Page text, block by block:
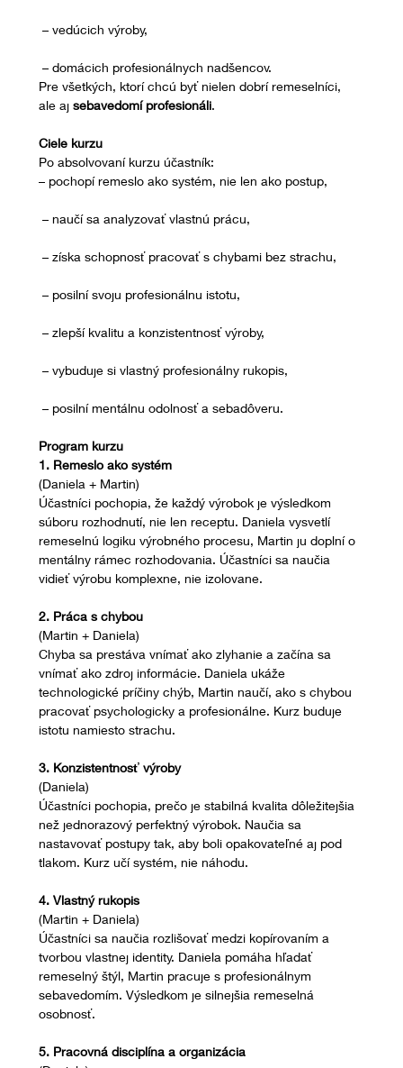
– vedúcich výroby,
– domácich profesionálnych nadšencov.
Pre všetkých, ktorí chcú byť nielen dobrí remeselníci,
ale aj sebavedomí profesionáli.
Ciele kurzu
Po absolvovaní kurzu účastník:
– pochopí remeslo ako systém, nie len ako postup,
– naučí sa analyzovať vlastnú prácu,
– získa schopnosť pracovať s chybami bez strachu,
– posilní svoju profesionálnu istotu,
– zlepší kvalitu a konzistentnosť výroby,
– vybuduje si vlastný profesionálny rukopis,
– posilní mentálnu odolnosť a sebadôveru.
Program kurzu
1. Remeslo ako systém
(Daniela + Martin)
Účastníci pochopia, že každý výrobok je výsledkom
súboru rozhodnutí, nie len receptu. Daniela vysvetlí
remeselnú logiku výrobného procesu, Martin ju doplní o
mentálny rámec rozhodovania. Účastníci sa naučia
vidieť výrobu komplexne, nie izolovane.
2. Práca s chybou
(Martin + Daniela)
Chyba sa prestáva vnímať ako zlyhanie a začína sa
vnímať ako zdroj informácie. Daniela ukáže
technologické príčiny chýb, Martin naučí, ako s chybou
pracovať psychologicky a profesionálne. Kurz buduje
istotu namiesto strachu.
3. Konzistentnosť výroby
(Daniela)
Účastníci pochopia, prečo je stabilná kvalita dôležitejšia
než jednorazový perfektný výrobok. Naučia sa
nastavovať postupy tak, aby boli opakovateľné aj pod
tlakom. Kurz učí systém, nie náhodu.
4. Vlastný rukopis
(Martin + Daniela)
Účastníci sa naučia rozlišovať medzi kopírovaním a
tvorbou vlastnej identity. Daniela pomáha hľadať
remeselný štýl, Martin pracuje s profesionálnym
sebavedomím. Výsledkom je silnejšia remeselná
osobnosť.
5. Pracovná disciplína a organizácia